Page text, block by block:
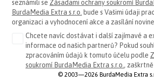
seznámili se Zásadami ochrany soukromí
BurdaMedia Extra s.r.o. bude s Vašimi údaji
organizaci a vyhodnocení akce a zasílání
Chcete navíc dostávat i další zajímavé a
informace od našich partnerů? Pokud
zpracováním údajů k tomuto účelu podle
soukromí BurdaMedia Extra s.r.o. ,
© 2003—2026 BurdaMedia Extra